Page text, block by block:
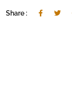
Share :